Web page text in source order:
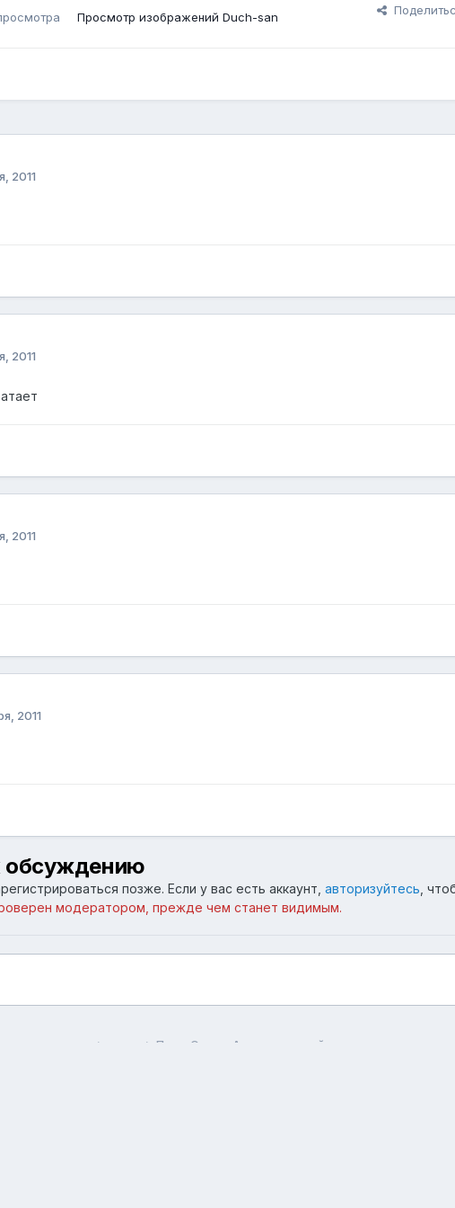
Просмотр изображений Duch-san
2011
2011
2011
2011
обсуждению
позже. Если у вас есть аккаунт, авторизуйтесь ,
модератором, прежде чем станет видимым.
галереи Пляж Эльва, Атлантический океан